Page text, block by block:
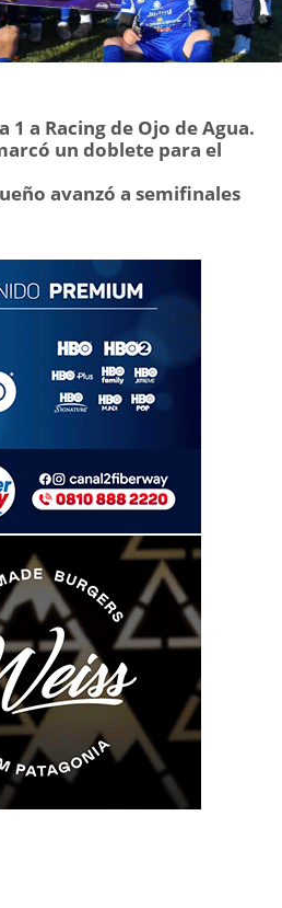
1 a Racing de Ojo de Agua.
un doblete para el
avanzó a semifinales